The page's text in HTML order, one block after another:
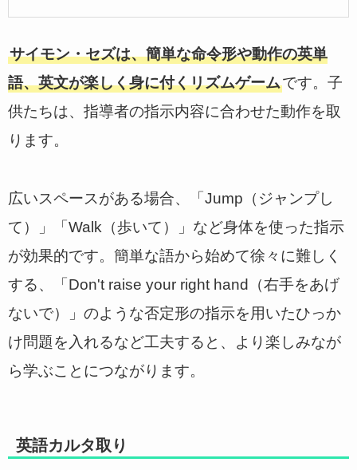
サイモン・セズは、簡単な命令形や動作の英単
語、英文が楽しく身に付くリズムゲームです。子
供たちは、指導者の指示内容に合わせた動作を取
ります。
広いスペースがある場合、「Jump（ジャンプし
て）」「Walk（歩いて）」など身体を使った指示
が効果的です。簡単な語から始めて徐々に難しく
する、「Don't raise your right hand（右手をあげ
ないで）」のような否定形の指示を用いたひっか
け問題を入れるなど工夫すると、より楽しみなが
ら学ぶことにつながります。
英語カルタ取り